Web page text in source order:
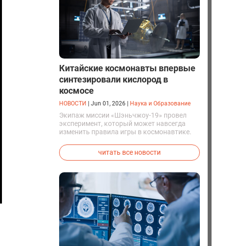
Китайские космонавты впервые
синтезировали кислород в
космосе
НОВОСТИ Jun 01, 2026 Наука и Образование
Экипаж миссии «Шэньчжоу-19» провел
эксперимент, который может навсегда
изменить правила игры в космонавтике.
успешно синтезировали кислород и
компоненты ракетного топлива с
прямо на орбите.
читать все новости